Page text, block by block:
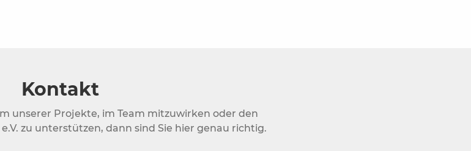
Kontakt
unserer Projekte, im Team mitzuwirken oder den
zu unterstützen, dann sind Sie hier genau richtig.